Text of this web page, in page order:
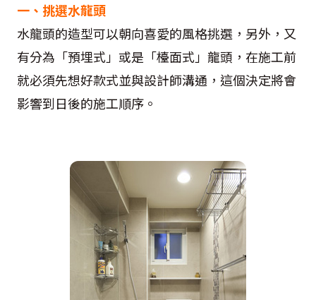
一、挑選水龍頭
水龍頭的造型可以朝向喜愛的風格挑選，另外，又
有分為「預埋式」或是「檯面式」龍頭，在施工前
就必須先想好款式並與設計師溝通，這個決定將會
影響到日後的施工順序。